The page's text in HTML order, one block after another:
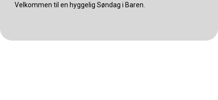
Velkommen til en hyggelig Søndag i Baren.